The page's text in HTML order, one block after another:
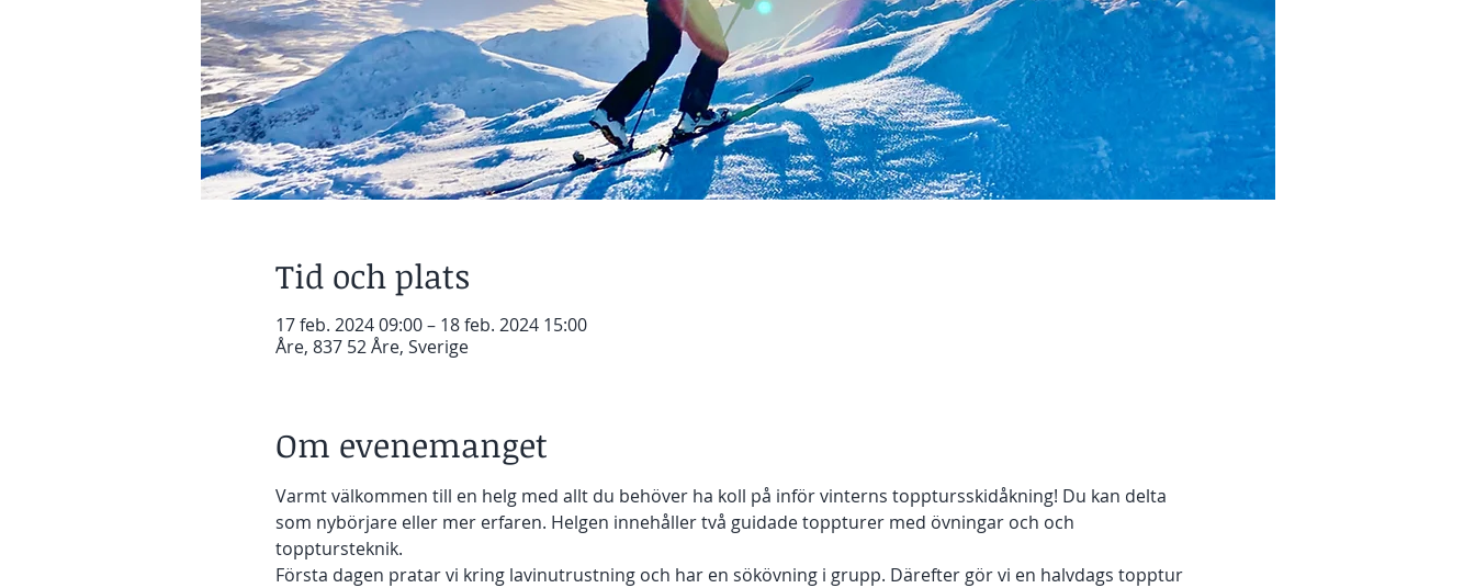
Tid och plats
17 feb. 2024 09:00 – 18 feb. 2024 15:00
Åre, 837 52 Åre, Sverige
Om evenemanget
Varmt välkommen till en helg med allt du behöver ha koll på inför vinterns topptursskidåkning! Du kan delta
som nybörjare eller mer erfaren. Helgen innehåller två guidade toppturer med övningar och och
topptursteknik.
Första dagen pratar vi kring lavinutrustning och har en sökövning i grupp. Därefter gör vi en halvdags topptur